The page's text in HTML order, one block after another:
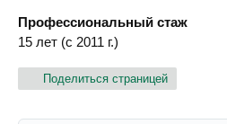
Профессиональный стаж
15 лет (с 2011 г.)
Поделиться страницей